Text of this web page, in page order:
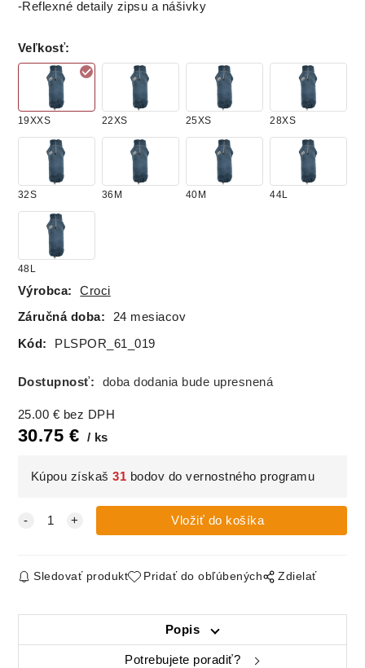
-Reflexné detaily zipsu a nášivky
Veľkosť:
19XXS 22XS 25XS 28XS
32S 36M 40M 44L
48L
Výrobca: Croci
Záručná doba: 24 mesiacov
Kód: PLSPOR_61_019
Dostupnosť: doba dodania bude upresnená
25.00 € bez DPH
30.75 € ks
Kúpou získaš31 bodov do vernostného programu
Sledovať produkt Pridať do obľúbených Zdielať
Popis
Potrebujete poradiť?